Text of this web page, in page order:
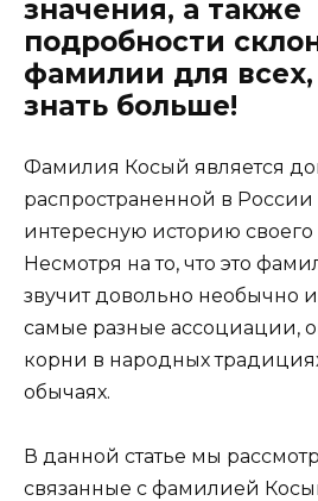
значения, а также
подробности
фамилии для всех,
знать больше!
Фамилия Косый является
распространенной в
интересную историю
Несмотря на то, что это
звучит довольно необычно
самые разные ассоциации,
корни в народных
обычаях.
В данной статье мы
связанные с фамилией